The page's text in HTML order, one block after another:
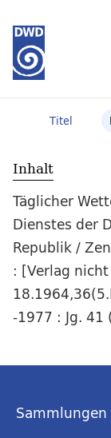
Titel
Inhalt
Täglicher
Dienstes der
Republik /
: [Verlag
-1977 : Jg. 41
Sammlungen